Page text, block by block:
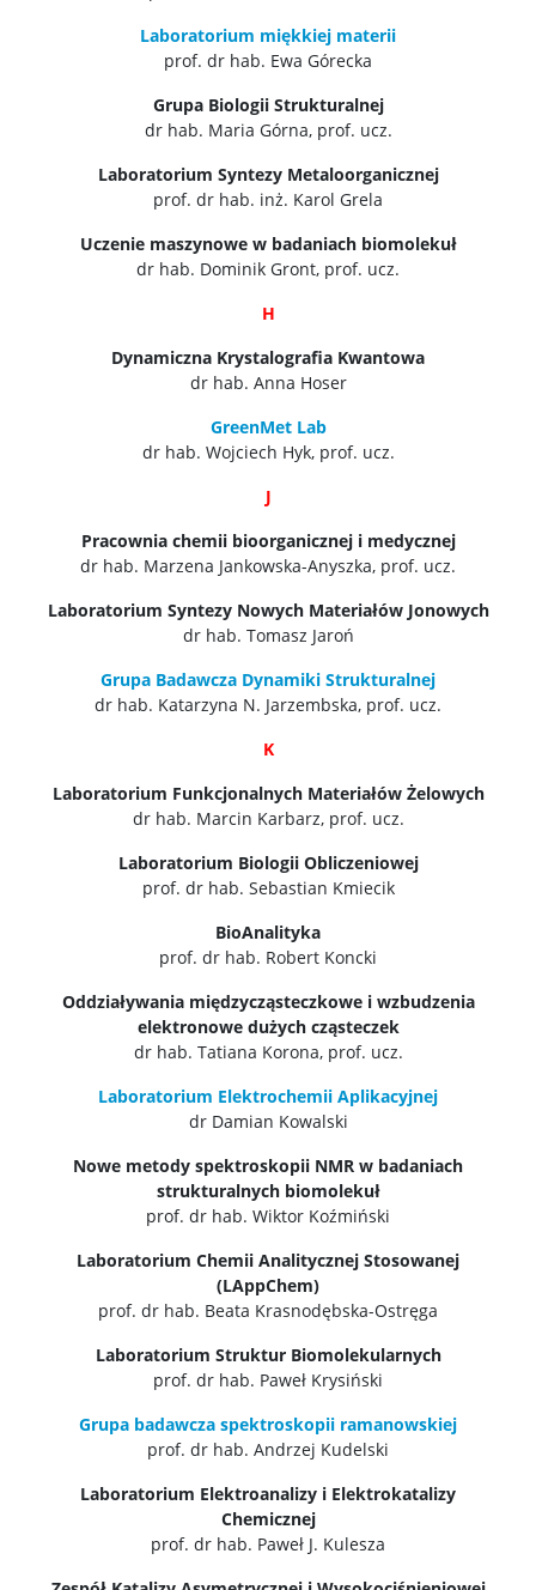
Laboratorium miękkiej materii
prof. dr hab. Ewa Górecka
Grupa Biologii Strukturalnej
dr hab. Maria Górna, prof. ucz.
Laboratorium Syntezy Metaloorganicznej
prof. dr hab. inż. Karol Grela
Uczenie maszynowe w badaniach biomolekuł
dr hab. Dominik Gront, prof. ucz.
H
Dynamiczna Krystalografia Kwantowa
dr hab. Anna Hoser
GreenMet Lab
dr hab. Wojciech Hyk, prof. ucz.
J
Pracownia chemii bioorganicznej i medycznej
dr hab. Marzena Jankowska-Anyszka, prof. ucz.
Laboratorium Syntezy Nowych Materiałów Jonowych
dr hab. Tomasz Jaroń
Grupa Badawcza Dynamiki Strukturalnej
dr hab. Katarzyna N. Jarzembska, prof. ucz.
K
Laboratorium Funkcjonalnych Materiałów Żelowych
dr hab. Marcin Karbarz, prof. ucz.
Laboratorium Biologii Obliczeniowej
prof. dr hab. Sebastian Kmiecik
BioAnalityka
prof. dr hab. Robert Koncki
Oddziaływania międzycząsteczkowe i wzbudzenia
elektronowe dużych cząsteczek
dr hab. Tatiana Korona, prof. ucz.
Laboratorium Elektrochemii Aplikacyjnej
dr Damian Kowalski
Nowe metody spektroskopii NMR w badaniach
strukturalnych biomolekuł
prof. dr hab. Wiktor Koźmiński
Laboratorium Chemii Analitycznej Stosowanej
(LAppChem)
prof. dr hab. Beata Krasnodębska-Ostręga
Laboratorium Struktur Biomolekularnych
prof. dr hab. Paweł Krysiński
Grupa badawcza spektroskopii ramanowskiej
prof. dr hab. Andrzej Kudelski
Laboratorium Elektroanalizy i Elektrokatalizy
Chemicznej
prof. dr hab. Paweł J. Kulesza